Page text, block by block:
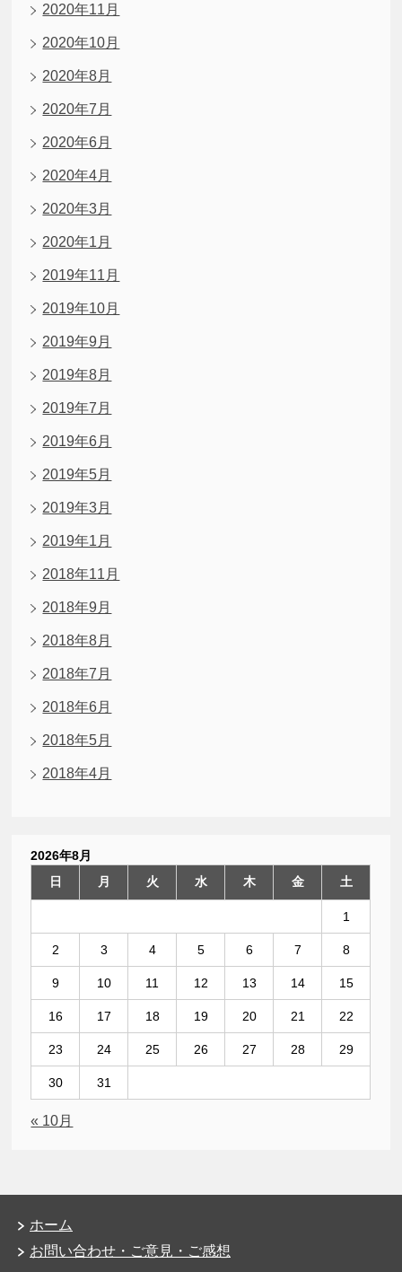
2020年11月
2020年10月
2020年8月
2020年7月
2020年6月
2020年4月
2020年3月
2020年1月
2019年11月
2019年10月
2019年9月
2019年8月
2019年7月
2019年6月
2019年5月
2019年3月
2019年1月
2018年11月
2018年9月
2018年8月
2018年7月
2018年6月
2018年5月
2018年4月
2026年8月
日
月 火 水 木 金 土
1
2 3 4 5 6 7 8
9 10 11 12 13 14 15
16 17 18 19 20 21 22
23 24 25 26 27 28 29
30 31
« 10月
ホーム
お問い合わせ・ご意見・ご感想